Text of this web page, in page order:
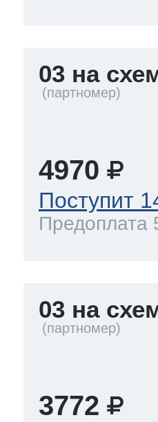
03 на
4970
Поступит
Предоплата
03 на
3772